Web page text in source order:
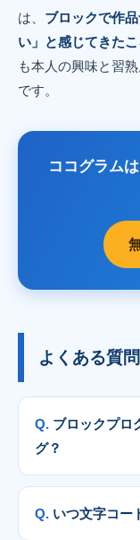
は、 ブロックで作
い」と感じてきたこ
も本人の興味と習
です。
ココグラム
よくある質問
ブロックプロ
グ？
いつ文字コー